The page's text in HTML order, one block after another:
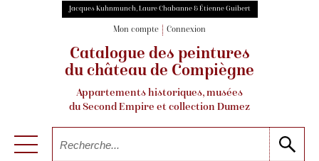
Jacques Kuhnmunch, Laure Chabanne & Étienne Guibert
Mon compte Connexion
Catalogue des peintures
du château de Compiègne
Appartements historiques, musées
du Second Empire et collection Dumez